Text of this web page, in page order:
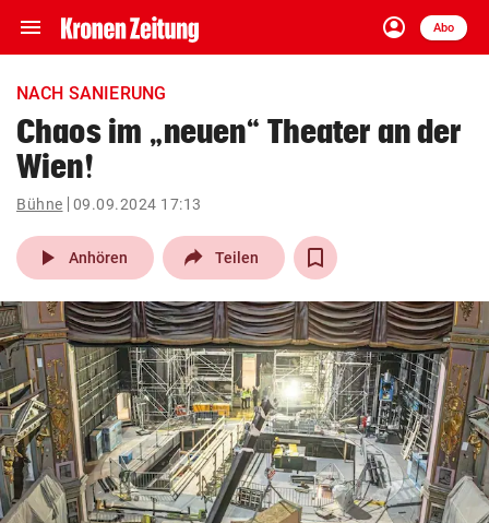
menu Navigation
ein-/ausklappen
account_circle
Anmelden
Abo
close Schließen
account_circle Anmelden
pin_drop
Wien arrow_right
bookmark
search
Suchbegriff
eingeben
© Krone Multimedia GmbH & Co KG 2026
NACH SANIERUNG
Chaos im „neuen“ Theater an der
Wien!
Bühne 09.09.2024 17:13
play_arrow Anhören Teilen